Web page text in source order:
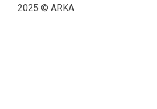
2025 © ARKA